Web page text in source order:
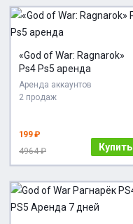
«God of War: Ragnarok»
Ps4 Ps5 аренда
Аренда аккаунтов
2 продаж
199 ₽
4964 ₽
Купить